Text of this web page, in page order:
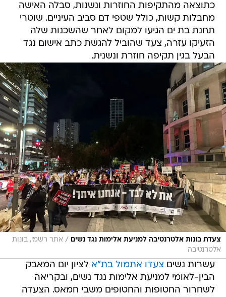
כתוצאה מהתקיפות החוזרות ונשנות, סבלה האישה
מחבלות קשות, כולל שטפי דם סביב העיניים. שוטרי
תחנת בת ים הגיעו למקום לאחר שהשכנות שלה
הזעיקו עזרה, צעד שהוביל להגשת כתב אישום נגד
הבעל בגין תקיפה חוזרת ונשנית.
צעדת בונות אלטרנטיבה למניעת אלימות נגד נשים / אתר רשמי, בונות
אלטרנטיבה
עשרות נשים צעדו אתמול בת"א לציון יום המאבק
הבין-לאומי למניעת אלימות נגד נשים, ובקריאה
לשחרור החטופות והחטופים משבי חמאס. הצעדה